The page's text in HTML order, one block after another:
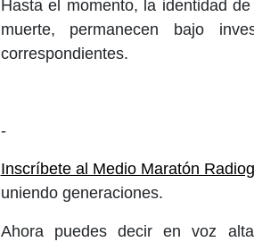
Hasta el momento, la identidad
muerte, permanecen bajo
correspondientes.
-
Inscríbete al Medio Maratón
uniendo generaciones.
Ahora puedes decir en voz